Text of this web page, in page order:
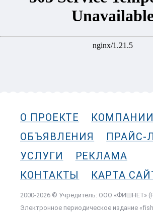
О ПРОЕКТЕ
КОМПАНИИ
ОБЪЯВЛЕНИЯ
ПРАЙС-
УСЛУГИ
РЕКЛАМА
КОНТАКТЫ
КАРТА
2000-2026 © Учредитель: ООО «ФИШНЕТ»
Электронное периодическое издание